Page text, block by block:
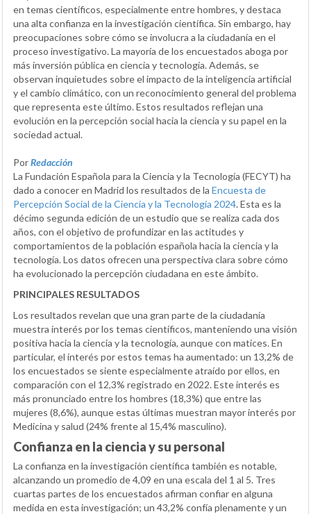
en temas científicos, especialmente entre hombres, y destaca
una alta confianza en la investigación científica. Sin embargo, hay
preocupaciones sobre cómo se involucra a la ciudadanía en el
proceso investigativo. La mayoría de los encuestados aboga por
más inversión pública en ciencia y tecnología. Además, se
observan inquietudes sobre el impacto de la inteligencia artificial
y el cambio climático, con un reconocimiento general del problema
que representa este último. Estos resultados reflejan una
evolución en la percepción social hacia la ciencia y su papel en la
sociedad actual.
PorRedacción
La Fundación Española para la Ciencia y la Tecnología (FECYT) ha
dado a conocer en Madrid los resultados de la Encuesta de
Percepción Social de la Ciencia y la Tecnología 2024. Esta es la
décimo segunda edición de un estudio que se realiza cada dos
años, con el objetivo de profundizar en las actitudes y
comportamientos de la población española hacia la ciencia y la
tecnología. Los datos ofrecen una perspectiva clara sobre cómo
ha evolucionado la percepción ciudadana en este ámbito.
PRINCIPALES RESULTADOS
Los resultados revelan que una gran parte de la ciudadanía
muestra interés por los temas científicos, manteniendo una visión
positiva hacia la ciencia y la tecnología, aunque con matices. En
particular, el interés por estos temas ha aumentado: un 13,2% de
los encuestados se siente especialmente atraído por ellos, en
comparación con el 12,3% registrado en 2022. Este interés es
más pronunciado entre los hombres (18,3%) que entre las
mujeres (8,6%), aunque estas últimas muestran mayor interés por
Medicina y salud (24% frente al 15,4% masculino).
Confianza en la ciencia y su personal
La confianza en la investigación científica también es notable,
alcanzando un promedio de 4,09 en una escala del 1 al 5. Tres
cuartas partes de los encuestados afirman confiar en alguna
medida en esta investigación; un 43,2% confía plenamente y un